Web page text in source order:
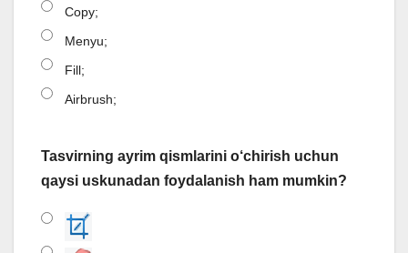
Copy;
Menyu;
Fill;
Airbrush;
Tasvirning ayrim qismlarini o‘chirish uchun
qaysi uskunadan foydalanish ham mumkin?